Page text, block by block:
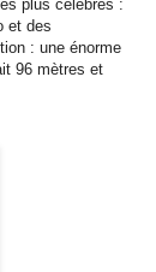
plus célèbres :
et des
: une énorme
96 mètres et